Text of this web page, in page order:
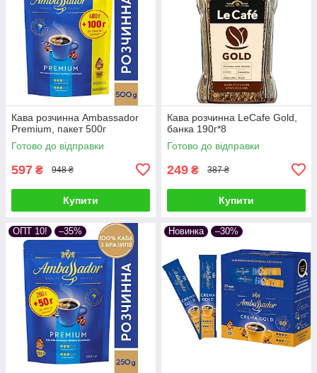
Кава розчинна Ambassador
Premium, пакет 500г
Готово до відправки
597 ₴ 948 ₴
Купити
Кава розчинна LeCafe Gold,
банка 190г*8
Готово до відправки
249 ₴ 387 ₴
Купити
ОПТ 10! –35% Новинка –30%